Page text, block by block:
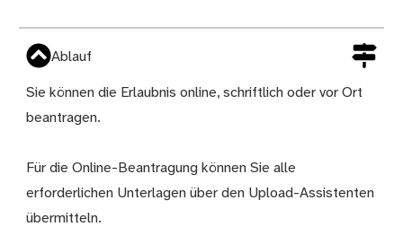
Ablauf
Sie können die Erlaubnis online, schriftlich oder vor Ort
beantragen.
Für die Online-Beantragung können Sie alle
erforderlichen Unterlagen über den Upload-Assistenten
übermitteln.